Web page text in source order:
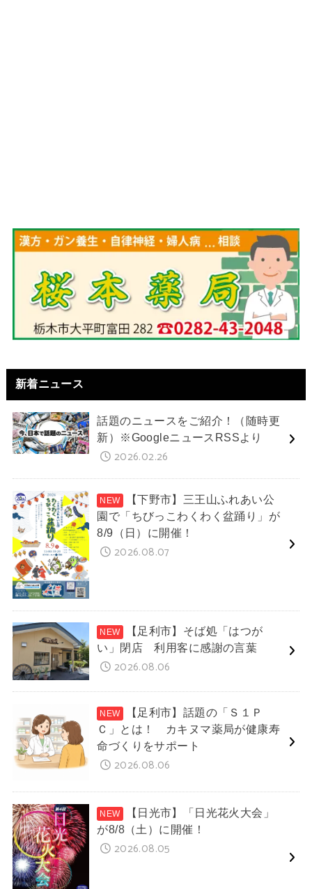
新着ニュース
話題のニュースをご紹介！（随時更
新）※GoogleニュースRSSより
2026.02.26
【下野市】三王山ふれあい公
園で「ちびっこわくわく盆踊り」が
8/9（日）に開催！
2026.08.07
【足利市】そば処「はつが
い」閉店 利用客に感謝の言葉
2026.08.06
【足利市】話題の「Ｓ１Ｐ
Ｃ」とは！ カキヌマ薬局が健康寿
命づくりをサポート
2026.08.06
【日光市】「日光花火大会」
が8/8（土）に開催！
2026.08.05